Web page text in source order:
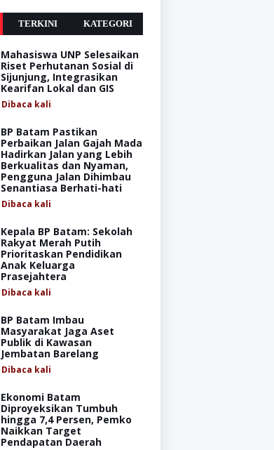
TERKINI KATEGORI
Mahasiswa UNP Selesaikan
Riset Perhutanan Sosial di
Sijunjung, Integrasikan
Kearifan Lokal dan GIS
Dibaca kali
BP Batam Pastikan
Perbaikan Jalan Gajah Mada
Hadirkan Jalan yang Lebih
Berkualitas dan Nyaman,
Pengguna Jalan Dihimbau
Senantiasa Berhati-hati
Dibaca kali
Kepala BP Batam: Sekolah
Rakyat Merah Putih
Prioritaskan Pendidikan
Anak Keluarga
Prasejahtera
Dibaca kali
BP Batam Imbau
Masyarakat Jaga Aset
Publik di Kawasan
Jembatan Barelang
Dibaca kali
Ekonomi Batam
Diproyeksikan Tumbuh
hingga 7,4 Persen, Pemko
Naikkan Target
Pendapatan Daerah